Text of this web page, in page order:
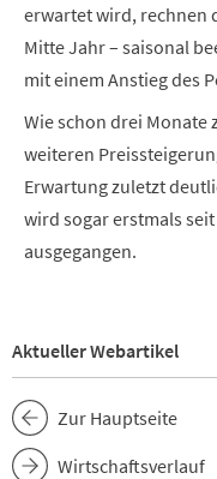
erwartet wird, rechnen
Mitte Jahr – saisonal
mit einem Anstieg des
Wie schon drei
weiteren
Erwartung zuletzt
wird sogar erstmals
ausgegangen.
Aktueller Webartikel
Zur Hauptseite
Wirtschaftsverlauf